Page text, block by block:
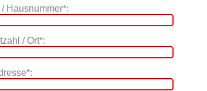
Hausnummer*:
/ Ort*: